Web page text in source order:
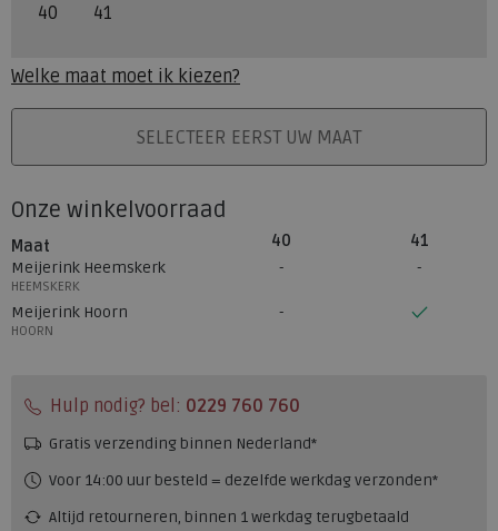
40 41
Welke maat moet ik kiezen?
PLAATS IN WINKELMANDSELECTEER EERST UW MAAT
Onze winkelvoorraad
Maat 40
41
Meijerink Heemskerk
HEEMSKERK
Meijerink Hoorn
HOORN
Hulp nodig? bel: 0229 760 760
Gratis verzending binnen Nederland*
Voor 14:00 uur besteld = dezelfde werkdag verzonden*
Altijd retourneren, binnen 1 werkdag terugbetaald